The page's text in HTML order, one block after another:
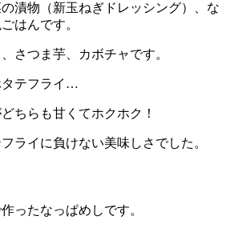
漬物（新玉ねぎドレッシング）、な
はんです。
さつま芋、カボチャです。
タテフライ…
ちらも甘くてホクホク！
ライに負けない美味しさでした。
ったなっぱめしです。